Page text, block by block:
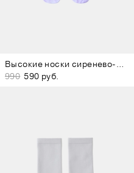
Высокие носки сиренево-белые
990 590 руб.